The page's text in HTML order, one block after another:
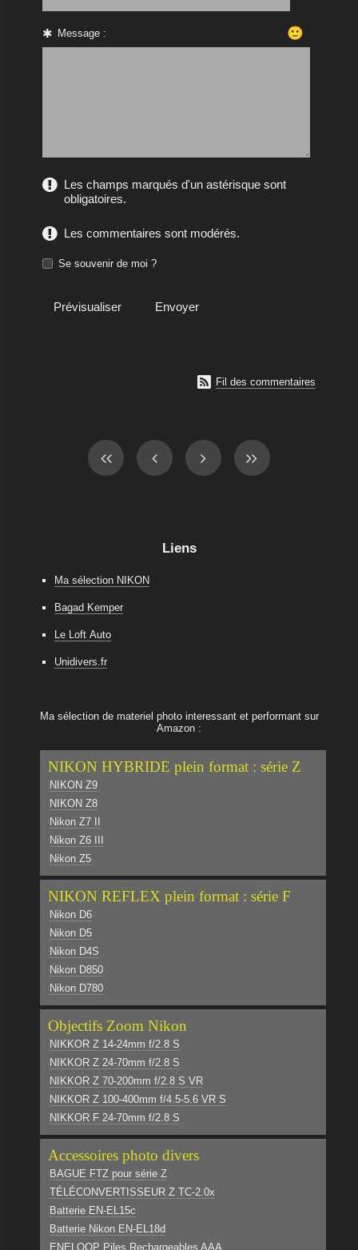
Message : 🙂
Les champs marqués d'un astérisque sont
obligatoires.
Les commentaires sont modérés.
Se souvenir de moi ?
 Fil des commentaires
Liens
Ma sélection NIKON
Bagad Kemper
Le Loft Auto
Unidivers.fr
Ma sélection de materiel photo interessant et performant sur
Amazon :
NIKON HYBRIDE plein format : série Z
NIKON Z9
NIKON Z8
Nikon Z7 II
Nikon Z6 III
Nikon Z5
NIKON REFLEX plein format : série F
Nikon D6
Nikon D5
Nikon D4S
Nikon D850
Nikon D780
Objectifs Zoom Nikon
NIKKOR Z 14-24mm f/2.8 S
NIKKOR Z 24-70mm f/2.8 S
NIKKOR Z 70-200mm f/2.8 S VR
NIKKOR Z 100-400mm f/4.5-5.6 VR S
NIKKOR F 24-70mm f/2.8 S
Accessoires photo divers
BAGUE FTZ pour série Z
TÉLÉCONVERTISSEUR Z TC-2.0x
Batterie EN-EL15c
Batterie Nikon EN-EL18d
ENELOOP Piles Rechargeables AAA